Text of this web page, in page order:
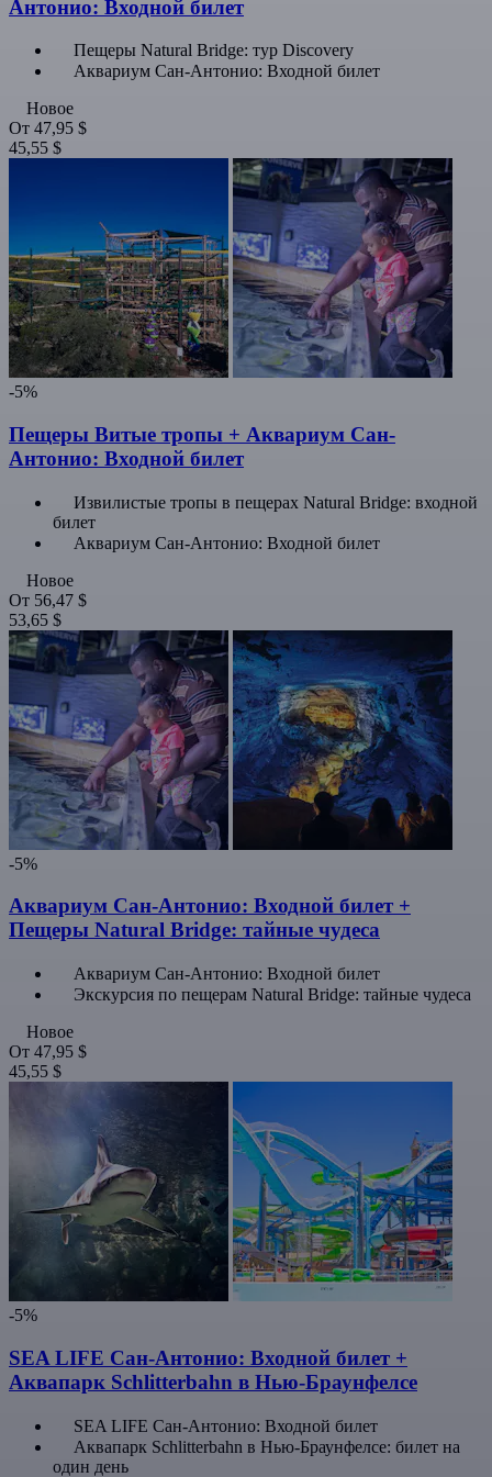
Антонио: Входной билет
Пещеры Natural Bridge: тур Discovery
Аквариум Сан-Антонио: Входной билет
Новое
От 47,95 $
45,55 $
-5%
Пещеры Витые тропы + Аквариум Сан-
Антонио: Входной билет
Извилистые тропы в пещерах Natural Bridge: входной
билет
Аквариум Сан-Антонио: Входной билет
Новое
От 56,47 $
53,65 $
-5%
Аквариум Сан-Антонио: Входной билет +
Пещеры Natural Bridge: тайные чудеса
Аквариум Сан-Антонио: Входной билет
Экскурсия по пещерам Natural Bridge: тайные чудеса
Новое
От 47,95 $
45,55 $
-5%
SEA LIFE Сан-Антонио: Входной билет +
Аквапарк Schlitterbahn в Нью-Браунфелсе
SEA LIFE Сан-Антонио: Входной билет
Аквапарк Schlitterbahn в Нью-Браунфелсе: билет на
один день